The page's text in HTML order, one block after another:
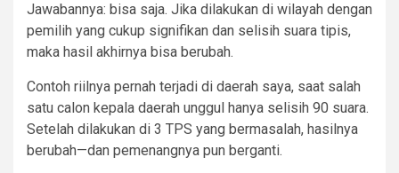
Jawabannya: bisa saja. Jika dilakukan di wilayah dengan
pemilih yang cukup signifikan dan selisih suara tipis,
maka hasil akhirnya bisa berubah.
Contoh riilnya pernah terjadi di daerah saya, saat salah
satu calon kepala daerah unggul hanya selisih 90 suara.
Setelah dilakukan di 3 TPS yang bermasalah, hasilnya
berubah—dan pemenangnya pun berganti.